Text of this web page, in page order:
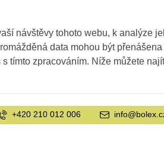
+420 210 012 006
návštěvy tohoto webu, k analýze
data mohou být
tímto zpracováním. Níže můžete